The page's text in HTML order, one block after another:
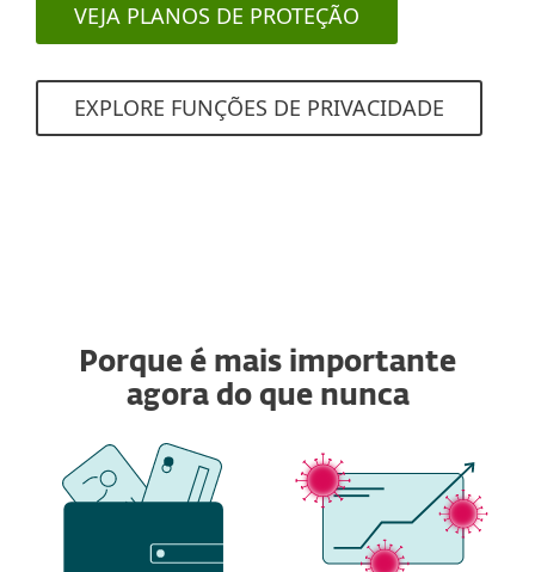
VEJA PLANOS DE PROTEÇÃO
EXPLORE FUNÇÕES DE PRIVACIDADE
Porque é mais importante
agora do que nunca